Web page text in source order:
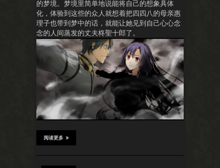
的梦境。梦境里简单地说能将自己的想象具体
化，体验到这些的众人就想着把四四八的母亲惠
理子也带到梦中的话，就能让她见到自己心心念
念的人间蒸发的丈夫柊聖十郎了。
阅读更多